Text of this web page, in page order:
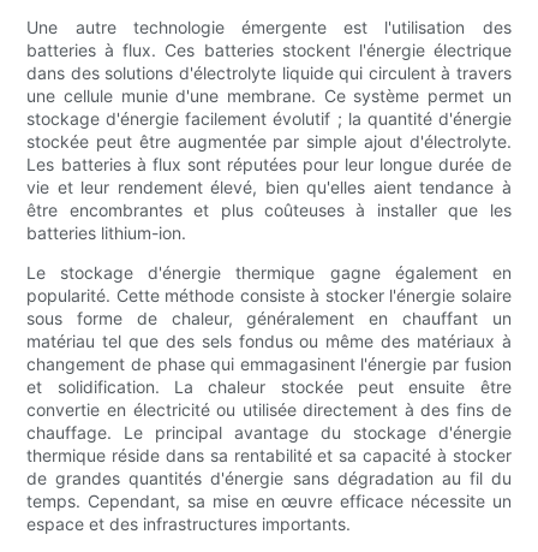
Une autre technologie émergente est l'utilisation des
batteries à flux. Ces batteries stockent l'énergie électrique
dans des solutions d'électrolyte liquide qui circulent à travers
une cellule munie d'une membrane. Ce système permet un
stockage d'énergie facilement évolutif ; la quantité d'énergie
stockée peut être augmentée par simple ajout d'électrolyte.
Les batteries à flux sont réputées pour leur longue durée de
vie et leur rendement élevé, bien qu'elles aient tendance à
être encombrantes et plus coûteuses à installer que les
batteries lithium-ion.
Le stockage d'énergie thermique gagne également en
popularité. Cette méthode consiste à stocker l'énergie solaire
sous forme de chaleur, généralement en chauffant un
matériau tel que des sels fondus ou même des matériaux à
changement de phase qui emmagasinent l'énergie par fusion
et solidification. La chaleur stockée peut ensuite être
convertie en électricité ou utilisée directement à des fins de
chauffage. Le principal avantage du stockage d'énergie
thermique réside dans sa rentabilité et sa capacité à stocker
de grandes quantités d'énergie sans dégradation au fil du
temps. Cependant, sa mise en œuvre efficace nécessite un
espace et des infrastructures importants.